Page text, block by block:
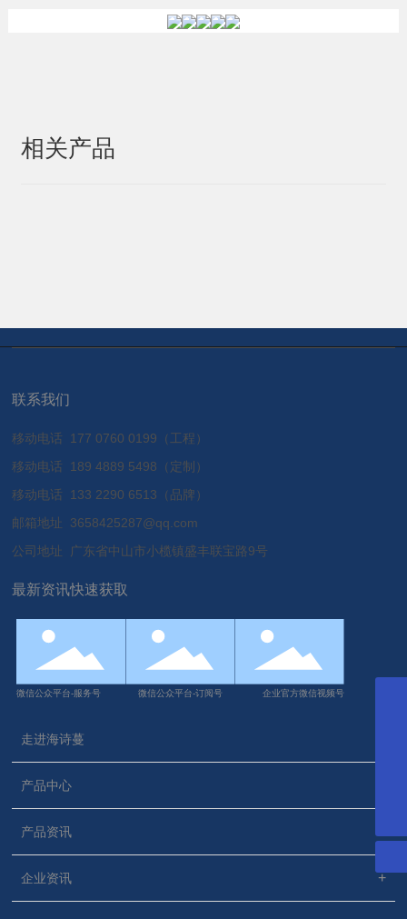
相关产品
3658425287@qq.com
联系我们
移动电话 177 0760 0199（工程）
移动电话 189 4889 5498（定制）
移动电话 133 2290 6513（品牌）
邮箱地址 3658425287@qq.com
公司地址 广东省中山市小榄镇盛丰联宝路9号
最新资讯快速获取
微信公众平台-服务号 微信公众平台-订阅号 企业官方微信视频号
走进海诗蔓
产品中心
产品资讯
企业资讯